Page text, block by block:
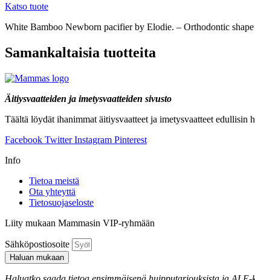
Katso tuote
White Bamboo Newborn pacifier by Elodie. – Orthodontic
Samankaltaisia tuotteita
Äitiysvaatteiden ja imetysvaatteiden sivusto
Täältä löydät ihanimmat äitiysvaatteet ja imetysvaatteet
Facebook Twitter Instagram Pinterest
Info
Tietoa meistä
Ota yhteyttä
Tietosuojaseloste
Liity mukaan Mammasin VIP-ryhmään
Sähköpostiosoite
Haluan mukaan